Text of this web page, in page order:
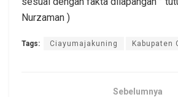
Nurzaman )
Tags: Ciayumajakuning Kabupaten
Sebelumnya